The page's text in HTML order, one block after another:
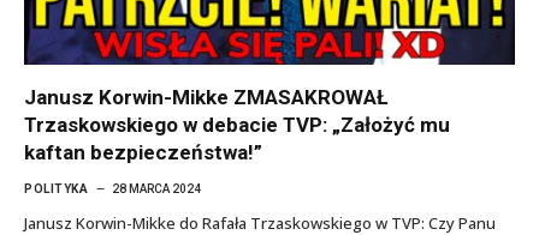
Janusz Korwin-Mikke ZMASAKROWAŁ
Trzaskowskiego w debacie TVP: „Założyć mu
kaftan bezpieczeństwa!”
POLITYKA 28 MARCA 2024
Janusz Korwin-Mikke do Rafała Trzaskowskiego w TVP: Czy Panu